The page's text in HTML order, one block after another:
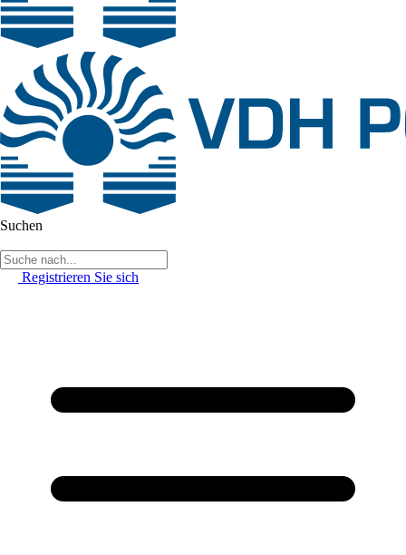
Suchen
Registrieren Sie sich